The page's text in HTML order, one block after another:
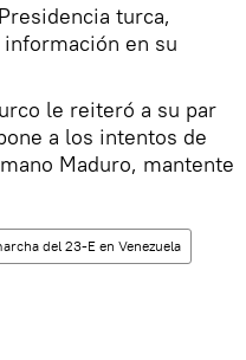
turca,
en su
le reiteró a su par
a los intentos de
Maduro, mantente
del 23-E en Venezuela